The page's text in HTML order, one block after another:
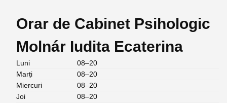
Orar de Cabinet Psihologic
Molnár Iudita Ecaterina
Luni
08–20
Marți
08–20
Miercuri
08–20
Joi
08–20